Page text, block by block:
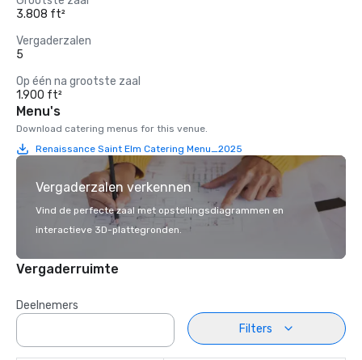
3.808 ft²
Vergaderzalen
5
Op één na grootste zaal
1.900 ft²
Menu's
Download catering menus for this venue.
Renaissance Saint Elm Catering Menu_2025
Vergaderzalen verkennen
Vind de perfecte zaal met opstellingsdiagrammen en
interactieve 3D-plattegronden.
Vergaderruimte
Deelnemers
Filters